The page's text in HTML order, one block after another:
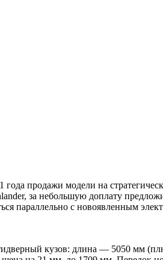
продажи модели на
за небольшую доплату
параллельно с новоявленным
кузов: длина — 5050 мм